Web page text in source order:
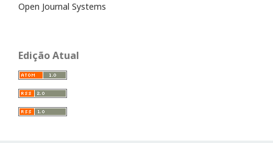
Open Journal Systems
Edição Atual